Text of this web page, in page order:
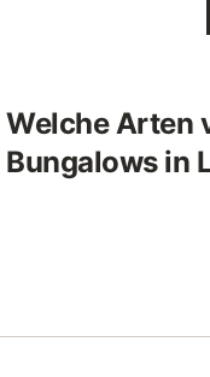
Welche Arten
Bungalows in